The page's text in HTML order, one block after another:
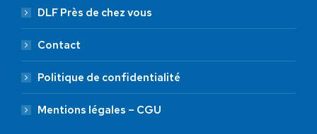
DLF Près de chez vous
Contact
Politique de confidentialité
Mentions légales – CGU